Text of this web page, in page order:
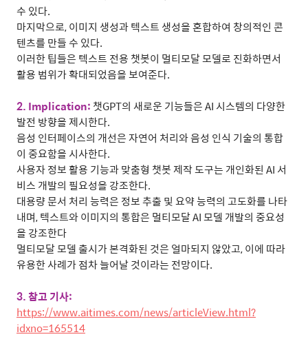
수 있다.
마지막으로,이미지 생성과 텍스트 생성을 혼합하여 창의적인 콘
텐츠를 만들 수 있다.
이러한 팁들은 텍스트 전용 챗봇이 멀티모달 모델로 진화하면서
활용 범위가 확대되었음을 보여준다.
2. Implication: 챗GPT의 새로운 기능들은AI 시스템의 다양한
발전 방향을 제시한다.
음성 인터페이스의 개선은 자연어 처리와 음성 인식 기술의 통합
이 중요함을 시사한다.
사용자 정보 활용 기능과 맞춤형 챗봇 제작 도구는 개인화된 AI 서
비스 개발의 필요성을 강조한다.
대용량 문서 처리 능력은 정보 추출 및 요약 능력의 고도화를 나타
내며,텍스트와 이미지의 통합은 멀티모달AI모델 개발의 중요성
을 강조한다
멀티모달 모델 출시가 본격화된 것은 얼마되지 않았고,이에 따라
유용한 사례가 점차 늘어날 것이라는 전망이다.
3.참고 기사:
https://www.aitimes.com/news/articleView.html?
idxno=165514